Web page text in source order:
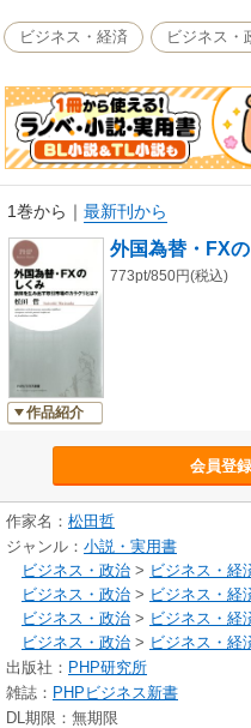
に参加する人はもちろん、世界の
冊である。
ビジネス・経済 ビジネス・
1巻から ｜ 最新刊から
作品紹介
外国為替・FX
773pt/850円(税込)
会員登
作家名： 松田哲
ジャンル： 小説・実用書
ビジネス・政治 > ビジネス・経
ビジネス・政治 > ビジネス・経
ビジネス・政治 > ビジネス・経
ビジネス・政治 > ビジネス・経
出版社： PHP研究所
雑誌： PHPビジネス新書
DL期限：無期限